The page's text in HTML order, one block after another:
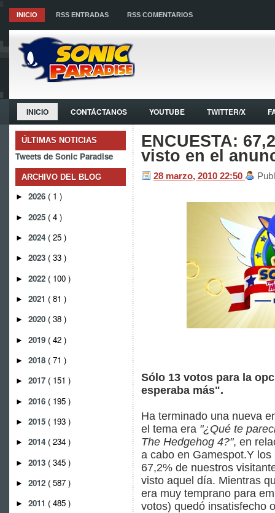
INICIO RSS ENTRADAS RSS COMENTARIOS
INICIO CONTÁCTANOS YOUTUBE TWITTER/X
ÚLTIMAS NOTICIAS
Tweets de Sonic Paradise
ARCHIVO DEL BLOG
► 2026 ( 1 )
► 2025 ( 4 )
► 2024 ( 25 )
► 2023 ( 33 )
► 2022 ( 100 )
► 2021 ( 81 )
► 2020 ( 38 )
► 2019 ( 42 )
► 2018 ( 71 )
► 2017 ( 151 )
► 2016 ( 195 )
► 2015 ( 193 )
► 2014 ( 234 )
► 2013 ( 345 )
► 2012 ( 587 )
► 2011 ( 485 )
ENCUESTA:
visto en el
28 marzo, 2010 22:50
Sólo 13 votos para la
esperaba más".
Ha terminado una nueva
el tema era "¿Qué te
The Hedgehog 4?", en
a cabo en Gamespot.Y
67,2% de nuestros
visto aquel día. Mientras
era muy temprano para
votos) quedó insatisfecho